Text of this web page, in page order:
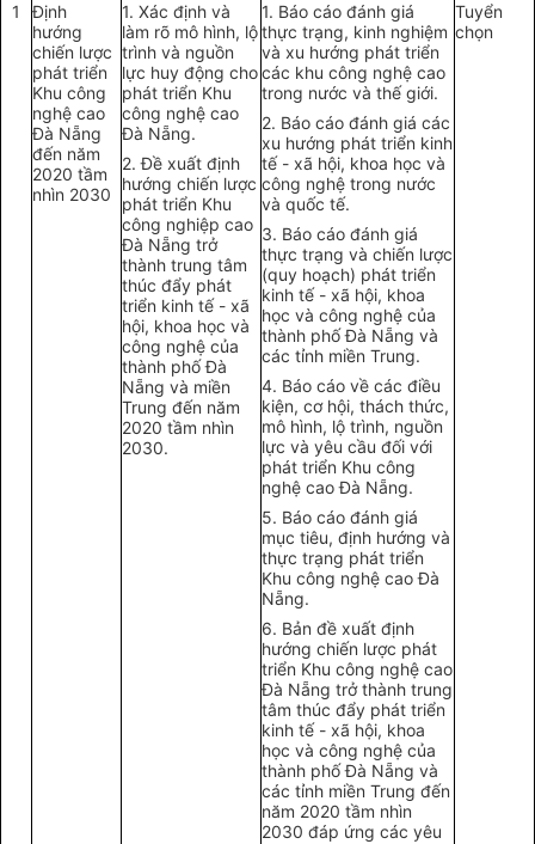
1
Định
hướng
chiến lược
phát triển
Khu công
nghệ cao
Đà Nẵng
đến năm
2020 tầm
nhìn 2030
1. Xác định và
làm rõ mô hình, lộ
trình và nguồn
lực huy động cho
phát triển Khu
công nghệ cao
Đà Nẵng.
2. Đề xuất định
hướng chiến lược
phát triển Khu
công nghiệp cao
Đà Nẵng trở
thành trung tâm
thúc đẩy phát
triển kinh tế - xã
hội, khoa học và
công nghệ của
thành phố Đà
Nẵng và miền
Trung đến năm
2020 tầm nhìn
2030.
1. Báo cáo đánh giá
thực trạng, kinh nghiệm
và xu hướng phát triển
các khu công nghệ cao
trong nước và thế giới.
2. Báo cáo đánh giá các
xu hướng phát triển kinh
tế - xã hội, khoa học và
công nghệ trong nước
và quốc tế.
3. Báo cáo đánh giá
thực trạng và chiến lược
(quy hoạch) phát triển
kinh tế - xã hội, khoa
học và công nghệ của
thành phố Đà Nẵng và
các tỉnh miền Trung.
4. Báo cáo về các điều
kiện, cơ hội, thách thức,
mô hình, lộ trình, nguồn
lực và yêu cầu đối với
phát triển Khu công
nghệ cao Đà Nẵng.
5. Báo cáo đánh giá
mục tiêu, định hướng và
thực trạng phát triển
Khu công nghệ cao Đà
Nẵng.
6. Bản đề xuất định
hướng chiến lược phát
triển Khu công nghệ cao
Đà Nẵng trở thành trung
tâm thúc đẩy phát triển
kinh tế - xã hội, khoa
học và công nghệ của
thành phố Đà Nẵng và
các tỉnh miền Trung đến
năm 2020 tầm nhìn
2030 đáp ứng các yêu
Tuyển
chọn